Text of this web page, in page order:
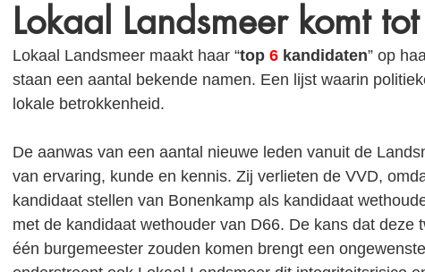
Lokaal Landsmeer komt
Lokaal Landsmeer maakt haar “top 6 kandidaten” op
staan een aantal bekende namen. Een lijst waarin
lokale betrokkenheid.
De aanwas van een aantal nieuwe leden vanuit de
van ervaring, kunde en kennis. Zij verlieten de VVD,
kandidaat stellen van Bonenkamp als kandidaat
met de kandidaat wethouder van D66. De kans dat deze
één burgemeester zouden komen brengt een